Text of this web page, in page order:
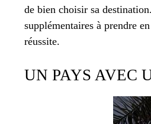
de bien choisir sa
supplémentaires à prendre
réussite.
UN PAYS AVEC